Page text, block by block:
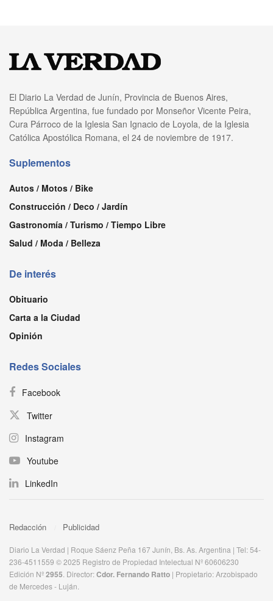
El Diario La Verdad de Junín, Provincia de Buenos Aires,
República Argentina, fue fundado por Monseñor Vicente Peira,
Cura Párroco de la Iglesia San Ignacio de Loyola, de la Iglesia
Católica Apostólica Romana, el 24 de noviembre de 1917.
Suplementos
Autos / Motos / Bike
Construcción / Deco / Jardín
Gastronomía / Turismo / Tiempo Libre
Salud / Moda / Belleza
De interés
Obituario
Carta a la Ciudad
Opinión
Redes Sociales
Facebook
Twitter
Instagram
Youtube
LinkedIn
Redacción Publicidad
Diario La Verdad | Roque Sáenz Peña 167 Junín, Bs. As. Argentina | Tel: 54-
236-4511559 © 2025 Registro de Propiedad Intelectual Nº 60606230
Edición Nº2955 . Director:​Cdor. Fernando Ratto | Propietario:​ Arzobispado
de Mercedes - Luján.